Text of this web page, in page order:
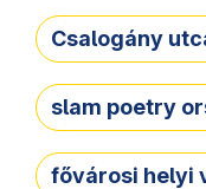
Csalogány
slam poetry
fővárosi helyi